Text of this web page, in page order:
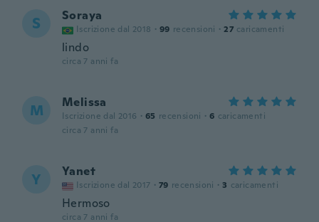
S Soraya
Iscrizione dal 2018 · 99 recensioni · 27 caricamenti
lindo
circa 7 anni fa
M Melissa
Iscrizione dal 2016 · 65 recensioni · 6 caricamenti
circa 7 anni fa
Y Yanet
Iscrizione dal 2017 · 79 recensioni · 3 caricamenti
Hermoso
circa 7 anni fa